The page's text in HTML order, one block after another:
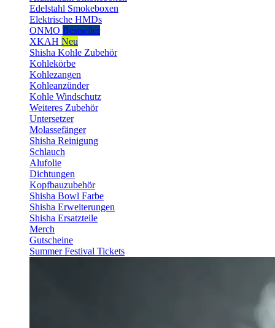
Edelstahl Smokeboxen
Elektrische HMDs
ONMO Bestseller
XKAH Neu
Shisha Kohle Zubehör
Kohlekörbe
Kohlezangen
Kohleanzünder
Kohle Windschutz
Weiteres Zubehör
Untersetzer
Molassefänger
Shisha Reinigung
Schlauch
Alufolie
Dichtungen
Kopfbauzubehör
Shisha Bowl Farbe
Shisha Erweiterungen
Shisha Ersatzteile
Merch
Gutscheine
Summer Festival Tickets